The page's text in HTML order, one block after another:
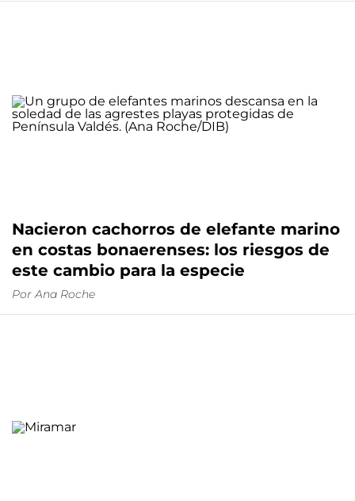
Nacieron cachorros de elefante marino
en costas bonaerenses: los riesgos de
este cambio para la especie
Por Ana Roche